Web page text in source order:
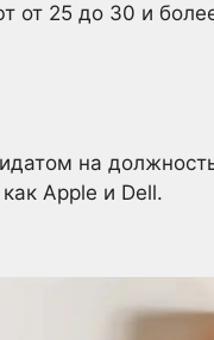
от 25 до 30 и
на
Apple и Dell.